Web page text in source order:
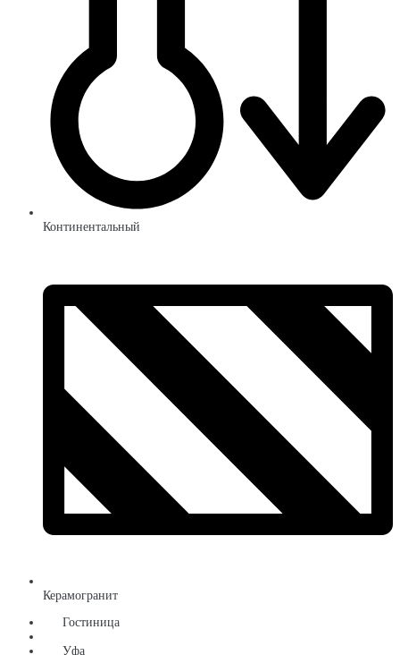
Континентальный
Керамогранит
Гостиница
Уфа